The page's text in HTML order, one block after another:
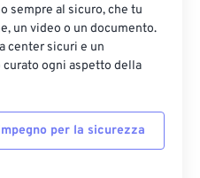
sempre al sicuro, che tu
un video o un documento.
center sicuri e un
ogni aspetto della
per la sicurezza